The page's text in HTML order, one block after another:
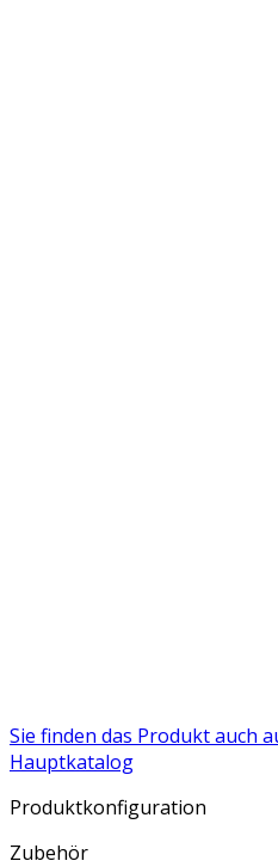
Sie finden das Produkt auch
Hauptkatalog
Produktkonfiguration
Zubehör